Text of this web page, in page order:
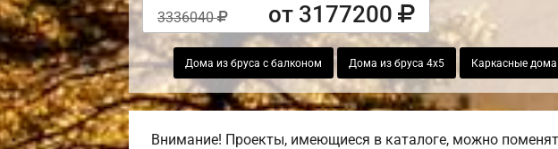
3336040 от 3177200
Дома из бруса с балконом Дома из бруса 4х5 Каркасные дома
Внимание! Проекты, имеющиеся в каталоге, можно